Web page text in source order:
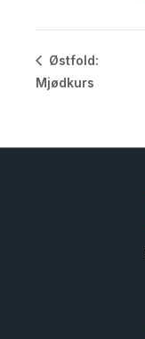
Østfold:
Mjødkurs